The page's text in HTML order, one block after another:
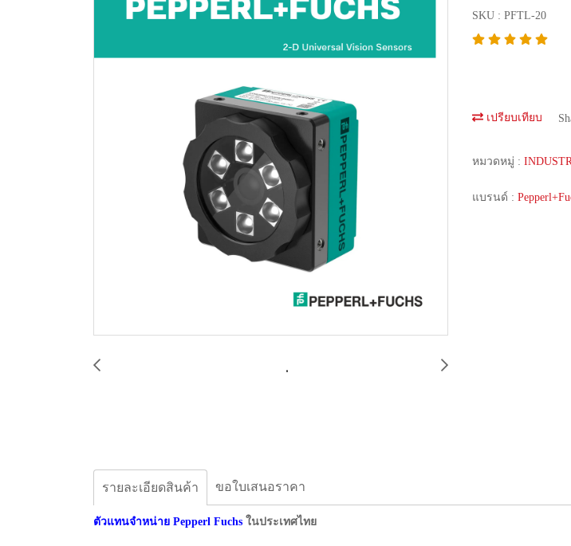
SKU : PFTL-20
เปรียบเทียบ
หมวดหมู่ :
แบรนด์ :
รายละเอียดสินค้า ขอใบเสนอราคา
ตัวแทนจำหน่าย Pepperl Fuchs ในประเทศไทย